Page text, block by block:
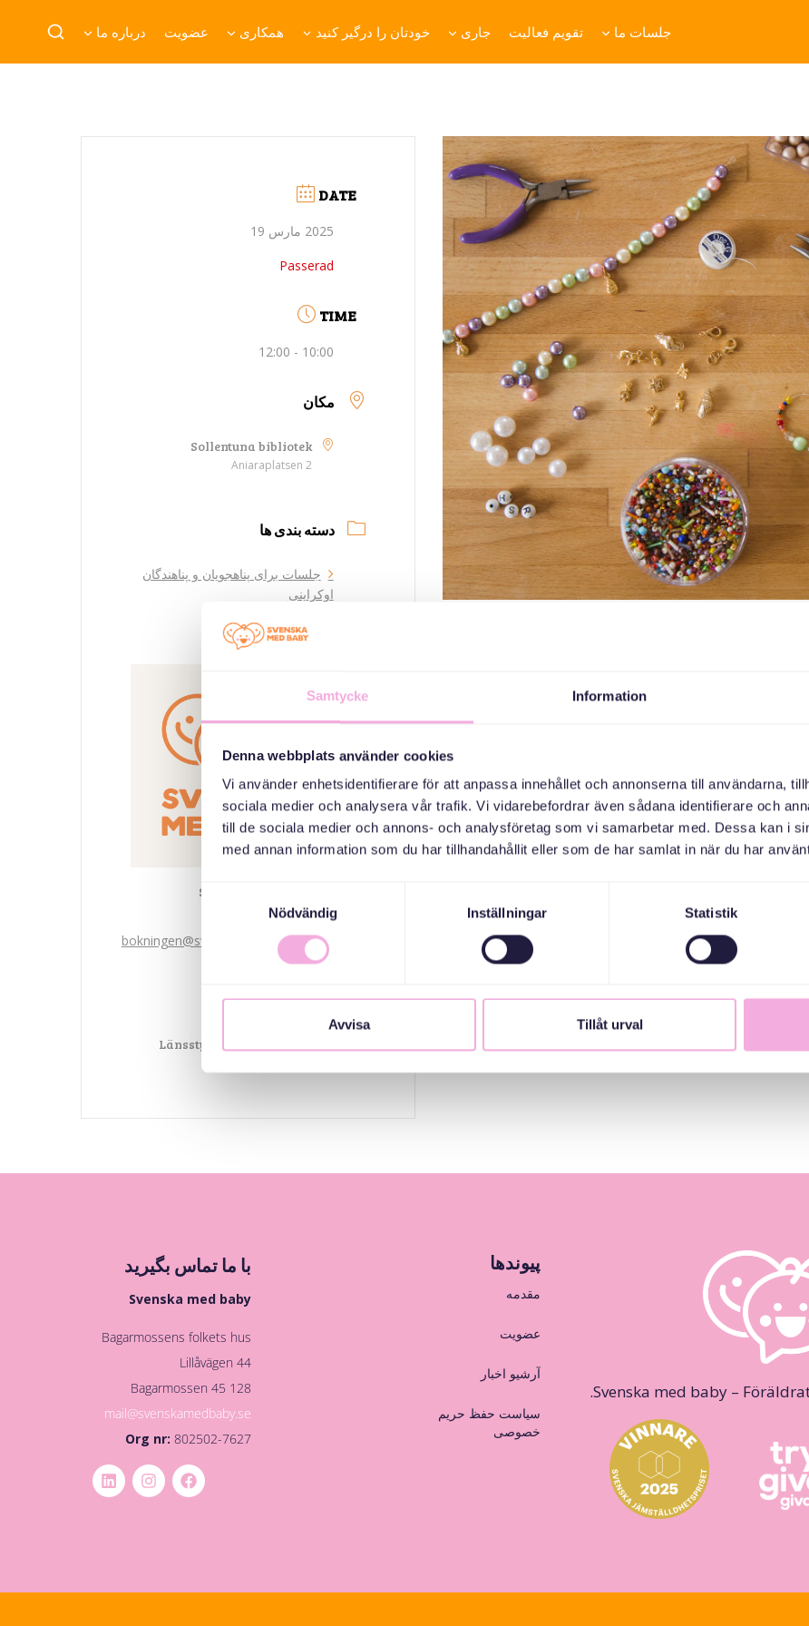
Samtycke Information
Denna webbplats använder cookies
Vi använder enhetsidentifierare för att anpassa innehållet och annonserna till användarna,
sociala medier och analysera vår trafik. Vi vidarebefordrar även sådana identifierare och
till de sociala medier och annons- och analysföretag som vi samarbetar med. Dessa kan i
med annan information som du har tillhandahållit eller som de har samlat in när du har
Samtyckesval
Nödvändig
Inställningar Statistik
Avvisa Tillåt urval
جلسات ما تقویم فعالیت جاری خودتان را درگیر کنید همکاری عضویت درباره ما
Kreativ
Välkommen till våra kreativa workshops för asylsökande
massflyktsdirektivet. Vi gör hantverk och tränar på att
Har du frågor? Kontakta
DATE
2025 مارس 19
Passerad
TIME
10:00 - 12:00
مکان
Sollentuna bibliotek
Aniaraplatsen 2
دسته بندی ها
جلسات برای پناهجویان و پناهندگان
اوکراینی
سازمان دهنده
Svenska med baby
Email
bokningen@svenskamedbaby.se
MEDARRANGÖRER
Länsstyrelsen Stockholm
Svenska med baby –
پیوندها
مقدمه
عضویت
آرشیو اخبار
سیاست حفظ حریم
خصوصی
با ما تماس بگیرید
Svenska med baby
Bagarmossens folkets hus
Lillåvägen 44
128 45 Bagarmossen
mail@svenskamedbaby.se
Org nr:802502-7627